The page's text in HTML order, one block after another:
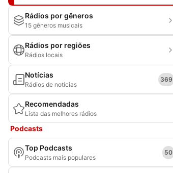
Rádios por gêneros
15 gêneros musicais
Rádios por regiões
Rádios locais
Notícias
Rádios de notícias
369
Recomendadas
Lista das melhores rádios
Podcasts
Top Podcasts
Podcasts mais populares
50